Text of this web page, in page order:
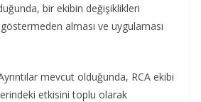
bir ekibin değişiklikleri
göstermeden alması ve uygulaması
mevcut olduğunda, RCA ekibi
etkisini toplu olarak